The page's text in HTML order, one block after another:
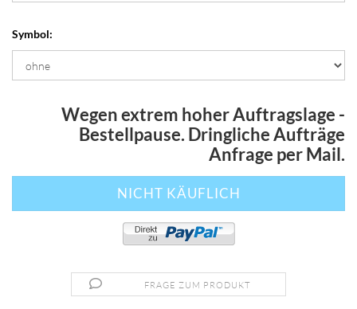
Symbol:
Wegen extrem hoher Auftragslage -
Bestellpause. Dringliche Aufträge
Anfrage per Mail.
FRAGE ZUM PRODUKT